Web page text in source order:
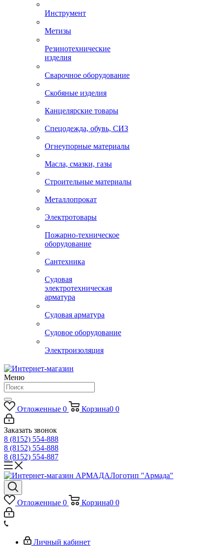
Инструмент
Метизы
Резинотехнические
изделия
Сварочное оборудование
Скобяные изделия
Канцелярские товары
Спецодежда, обувь, СИЗ
Огнеупорные материалы
Масла, смазки, газы
Строительные материалы
Металлопрокат
Электротовары
Пожарно-техническое
оборудование
Сантехника
Судовая
электротехническая
арматура
Судовая арматура
Судовое оборудование
Электроизоляция
Меню
Отложенные 0 Корзина0 0
Заказать звонок
8 (8152) 554-888
8 (8152) 554-888
8 (8152) 554-887
Логотип "Армада"
Отложенные 0 Корзина0 0
Личный кабинет